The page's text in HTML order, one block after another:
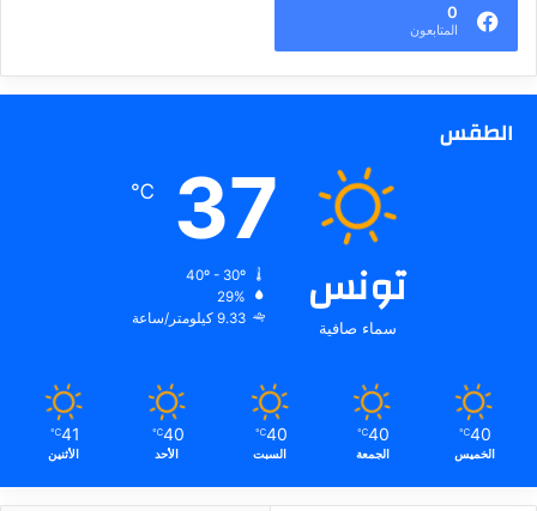
0
المتابعون
الطقس
تونس
سماء صافية
37
℃
29%
9.33 كيلومتر/ساعة
40
℃
الخميس
40
℃
الجمعة
40
℃
السبت
40
℃
الأحد
41
℃
الأثنين